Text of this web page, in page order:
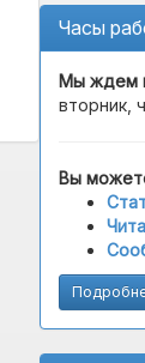
Часы
Мы ждем
вторник,
Вы